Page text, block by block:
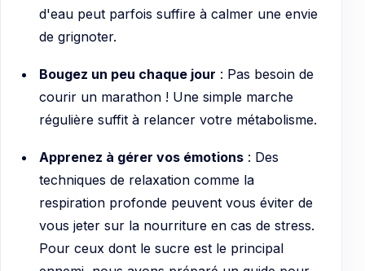
d'eau peut parfois suffire à calmer une envie
de grignoter.
Bougez un peu chaque jour : Pas besoin de
courir un marathon ! Une simple marche
régulière suffit à relancer votre métabolisme.
Apprenez à gérer vos émotions: Des
techniques de relaxation comme la
respiration profonde peuvent vous éviter de
vous jeter sur la nourriture en cas de stress.
Pour ceux dont le sucre est le principal